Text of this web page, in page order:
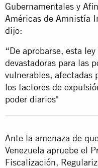
Gubernamentales y
Américas de Amnistía
dijo:
“De aprobarse, esta
devastadoras para las
vulnerables, afectadas
los factores de
poder diarios"
Ante la amenaza de
Venezuela apruebe el
Fiscalización,